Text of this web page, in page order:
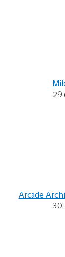
29
Arcade
30